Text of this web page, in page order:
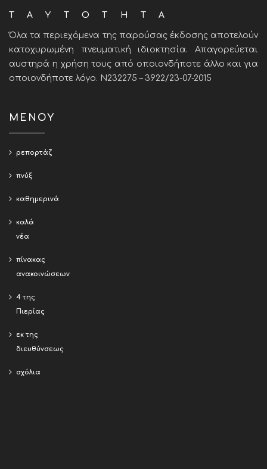
ΤΑΥΤΟΤΗΤΑ
Όλα τα περιεχόμενα της παρούσας έκδοσης αποτελούν
κατοχυρωμένη πνευματική ιδιοκτησία. Απαγορεύεται
αυστηρά η χρήση τους από οποιονδήποτε άλλο και για
οποιονδήποτε λόγο. Ν232275 – 3922/23-07-2015
ΜΕΝΟΥ
ρεπορτάζ
πνύξ
καθημερινά
καλά
νέα
πίνακας
ανακοινώσεων
4 της
Πιερίας
εκ της
διευθύνσεως
σχόλια